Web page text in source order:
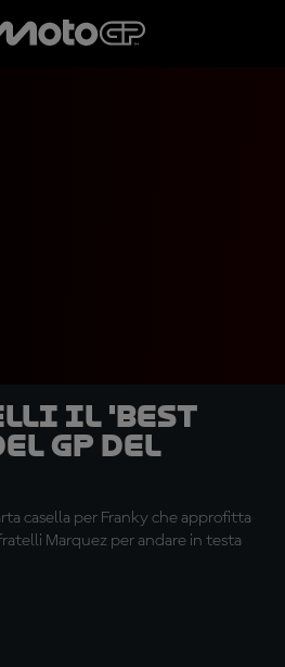
il 'Best
GP del
casella per Franky che approfitta
Marquez per andare in testa